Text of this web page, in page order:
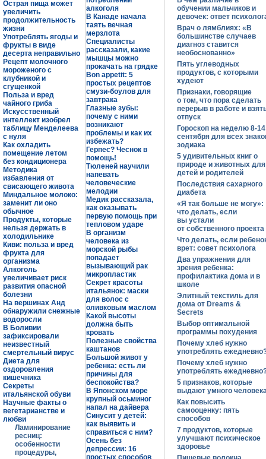
обучении мальчиков и
девочек: ответ
Врач о лямблиях: «В
большинстве случаев
диагноз ставится
необоснованно»
Пять углеводных
продуктов, с которыми
худеют
Признаки, говорящие
о том, что пора сделать
перерыв в работе и
отпуск
Гороскоп на неделю 8-14
сентября для всех
зодиака
5 удивительных книг о
природе и животных для
детей и родителей
Последствия сахарного
диабета
«Я так больше не могу»:
что делать, если
вы устали
от собственного проекта
Что делать, если
врет: совет психолога
Два упражнения для
зрения ребенка:
профилактика дома и в
школе
Элитный текстиль для
дома от Dreams &
Secrets
Выбор оптимальной
программы похудения
Почему хлеб нужно
употреблять
Почему хлеб нужно
употреблять
5 признаков, которые
выдают умного
Как повысить
самооценку: пять
способов
7 продуктов, которые
улучшают психическое
здоровье
Острая пища может
увеличить
продолжительность
жизни
Употреблять ягоды и
фрукты в виде
десерта неправильно
Рецепт молочного
мороженого с
клубникой и
сгущенкой
Польза и вред
чайного гриба
Искусственный
интеллект изобрел
таблицу Менделеева
с нуля
Как охладить
помещение летом
без кондиционера
Методика
избавления от
свисающего живота
Миндальное молоко:
заменит ли оно
обычное
Продукты, которые
нельзя держать в
холодильнике
Киви: польза и вред
фрукта для
организма
Алкоголь
увеличивает риск
развития опасной
болезни
На вершинах Анд
обнаружили снежные
водоросли
В Боливии
зафиксировали
неизвестный
смертельный вирус
Диета для
оздоровления
кишечника
Секреты
итальянской обуви
Научные факты о
вегетарианстве и
любви
Ламинирование
ресниц:
особенности
процедуры,
алкоголя
В Канаде начала
таять вечная
мерзлота
Специалисты
рассказали, какие
мышцы можно
прокачать на грядке
Bon appetit: 5
простых рецептов
смузи-боулов для
завтрака
Глазные зубы:
почему с ними
возникают
проблемы и как их
избежать?
Герпес? Чеснок в
помощь!
Тюленей научили
напевать
человеческие
мелодии
Медик рассказала,
как оказывать
первую помощь при
тепловом ударе
В организм
человека из
морской рыбы
попадает
вызывающий рак
микропластик
Секрет красоты
итальянок: маски
для волос с
оливковым маслом
Какой высоты
должна быть
кровать
Полезные свойства
каштанов
Большой живот у
ребенка: есть ли
причины для
беспокойства?
В Японском море
крупный осьминог
напал на дайвера
Синусит у детей:
как выявить и
справиться с ним?
Осень без
депрессии: 16
простых способов